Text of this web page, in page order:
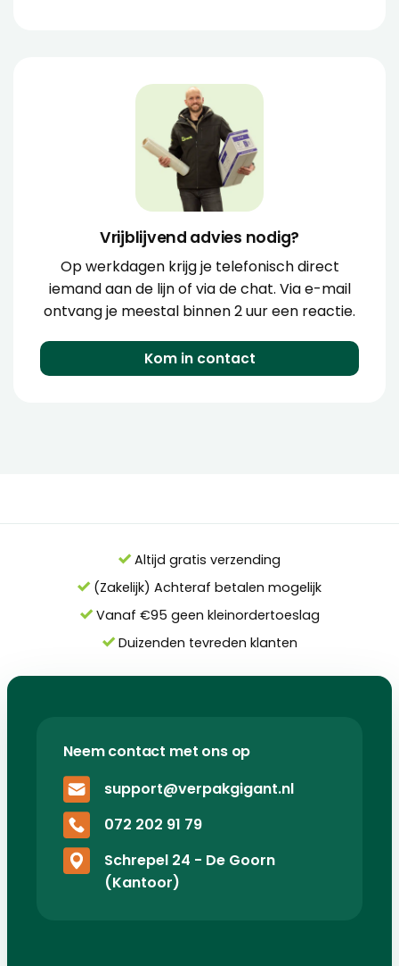
Vrijblijvend advies nodig?
Op werkdagen krijg je telefonisch direct
iemand aan de lijn of via de chat. Via e-mail
ontvang je meestal binnen 2 uur een reactie.
Kom in contact
Altijd gratis verzending
(Zakelijk) Achteraf betalen mogelijk
Vanaf €95 geen kleinordertoeslag
Duizenden tevreden klanten
Neem contact met ons op
support@verpakgigant.nl
072 202 91 79
Schrepel 24 - De Goorn
(Kantoor)